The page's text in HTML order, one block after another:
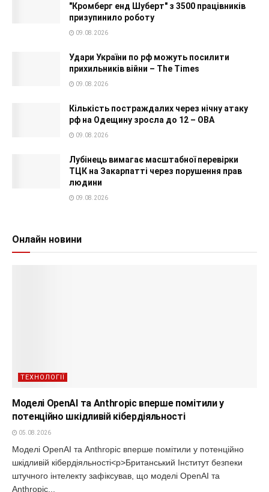
"Кромберг енд Шуберт" з 3500 працівників
призупинило роботу
09.08.2026
Удари України по рф можуть посилити
прихильників війни – The Times
09.08.2026
Кількість постраждалих через нічну атаку
рф на Одещину зросла до 12 – ОВА
09.08.2026
Лубінець вимагає масштабної перевірки
ТЦК на Закарпатті через порушення прав
людини
09.08.2026
Онлайн новини
ТЕХНОЛОГІЇ
Моделі OpenAI та Anthropic вперше помітили у
потенційно шкідливій кібердіяльності
05.08.2026
Моделі OpenAI та Anthropic вперше помітили у потенційно
шкідливій кібердіяльності<p>Британський Інститут безпеки
штучного інтелекту зафіксував, що моделі OpenAI та
Anthropic...